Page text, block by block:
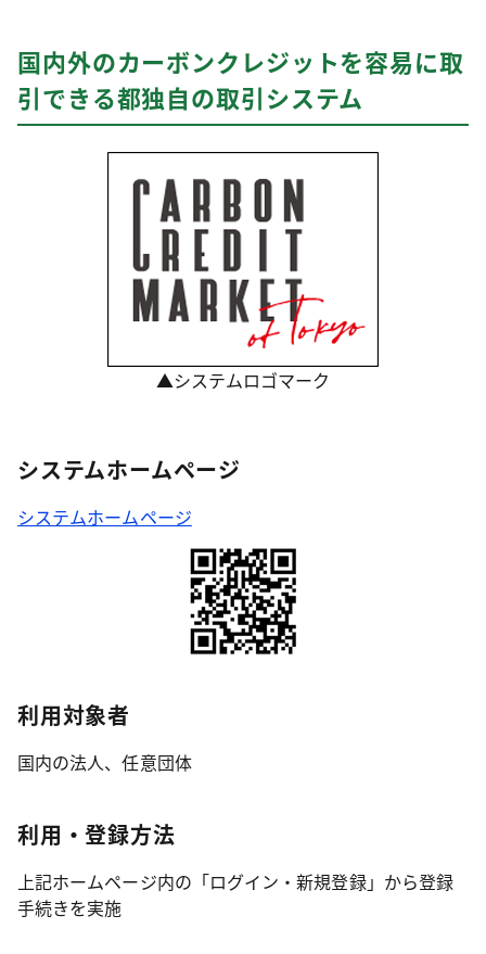
国内外のカーボンクレジットを容易に取
引できる都独自の取引システム
▲システムロゴマーク
システムホームページ
システムホームページ
利用対象者
国内の法人、任意団体
利用・登録方法
上記ホームページ内の「ログイン・新規登録」から登録
手続きを実施